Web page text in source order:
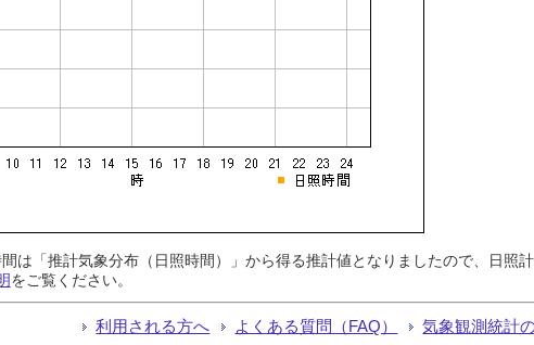
は「推計気象分布（日照時間）」から得る推計値となりましたので、日照
をご覧ください。
利用される方へ よくある質問（FAQ） 気象観測統計